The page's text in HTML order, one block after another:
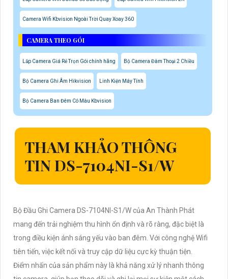
Camera Wifi Kbvision Ngoài Trời Quay Xoay 360
CAMERA THEO GÓI
Lắp Camera Giá Rẻ Trọn Gói chính hãng Bộ Camera Đàm Thoại 2 Chiều
Bộ Camera Ghi Âm Hikvision Linh Kiện Máy Tính
Bộ Camera Ban Đêm Có Màu Kbvision
THAM KHẢO THÔNG
TIN DS-7104NI-S1/W
Bộ Đầu Ghi Camera DS-7104NI-S1/W của An Thành Phát
mang đến trải nghiệm thu hình ổn định và rõ ràng, đặc biệt là
trong điều kiện ánh sáng yếu vào ban đêm. Với công nghệ Wifi
tiên tiến, việc kết nối và truy cập dữ liệu cực kỳ thuận tiện.
Điểm nhấn của sản phẩm này là khả năng xử lý nhanh thông